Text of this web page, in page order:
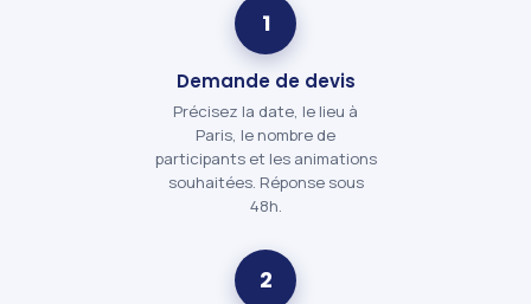
1
Demande de devis
Précisez la date, le lieu à
Paris, le nombre de
participants et les animations
souhaitées. Réponse sous
48h.
2